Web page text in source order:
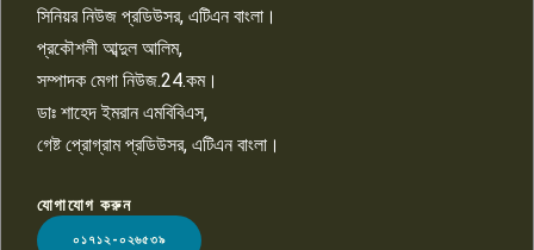
LOGO
সিনিয়র নিউজ প্রডিউসর, এটিএন বাংলা।
প্রকৌশলী আব্দুল আলিম,
সম্পাদক মেগা নিউজ.24.কম।
ডাঃ শাহেদ ইমরান এমবিবিএস,
গেষ্ট প্রোগ্রাম প্রডিউসর, এটিএন বাংলা।
যোগাযোগ করুন
০১৭১২-০২৬৫৩৯